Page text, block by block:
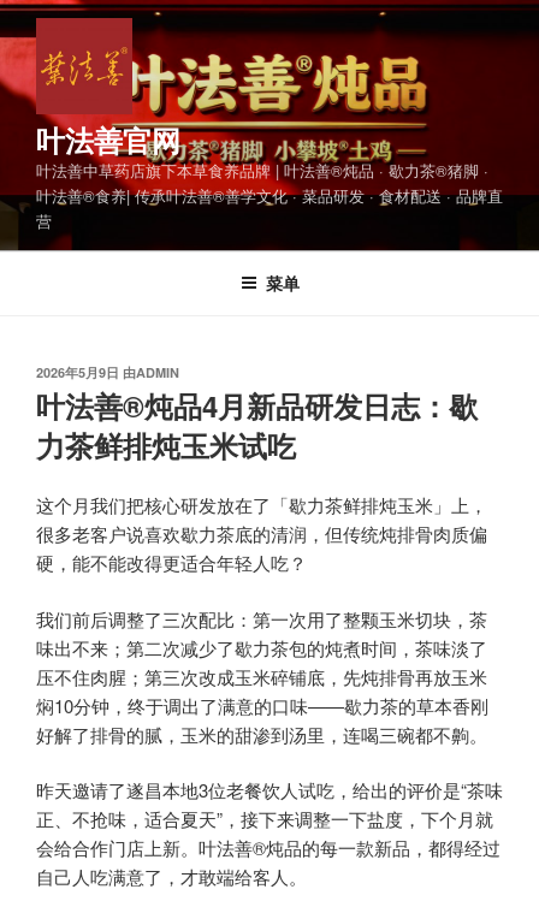
跳
至
容
叶法善官网
叶法善中草药店旗下本草食养品牌 | 叶法善®炖品 · 歇力茶®猪脚 ·
叶法善®食养| 传承叶法善®善学文化 · 菜品研发 · 食材配送 · 品牌直
营
菜单
发
布
于
2026年5月9日 由ADMIN
叶法善®炖品4月新品研发日志：歇
力茶鲜排炖玉米试吃
这个月我们把核心研发放在了「歇力茶鲜排炖玉米」上，
很多老客户说喜欢歇力茶底的清润，但传统炖排骨肉质偏
硬，能不能改得更适合年轻人吃？
我们前后调整了三次配比：第一次用了整颗玉米切块，茶
味出不来；第二次减少了歇力茶包的炖煮时间，茶味淡了
压不住肉腥；第三次改成玉米碎铺底，先炖排骨再放玉米
焖10分钟，终于调出了满意的口味——歇力茶的草本香刚
好解了排骨的腻，玉米的甜渗到汤里，连喝三碗都不齁。
昨天邀请了遂昌本地3位老餐饮人试吃，给出的评价是“茶味
正、不抢味，适合夏天”，接下来调整一下盐度，下个月就
会给合作门店上新。叶法善®炖品的每一款新品，都得经过
自己人吃满意了，才敢端给客人。